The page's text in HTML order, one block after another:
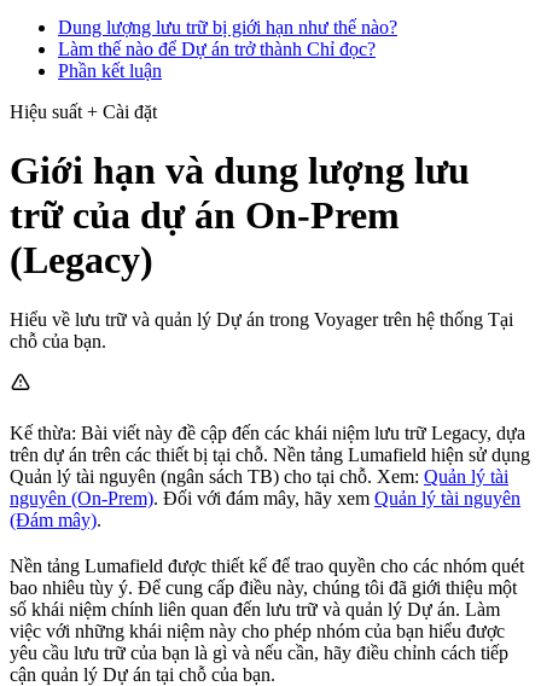
Dung lượng lưu trữ bị giới hạn như thế nào?
Làm thế nào để Dự án trở thành Chỉ đọc?
Phần kết luận
Hiệu suất + Cài đặt
Giới hạn và dung lượng lưu
trữ của dự án On-Prem
(Legacy)
Hiểu về lưu trữ và quản lý Dự án trong Voyager trên hệ thống Tại
chỗ của bạn.
Kế thừa: Bài viết này đề cập đến các khái niệm lưu trữ Legacy, dựa
trên dự án trên các thiết bị tại chỗ. Nền tảng Lumafield hiện sử dụng
Quản lý tài nguyên (ngân sách TB) cho tại chỗ. Xem: Quản lý tài
nguyên (On‑Prem). Đối với đám mây, hãy xem Quản lý tài nguyên
(Đám mây).
Nền tảng Lumafield được thiết kế để trao quyền cho các nhóm quét
bao nhiêu tùy ý. Để cung cấp điều này, chúng tôi đã giới thiệu một
số khái niệm chính liên quan đến lưu trữ và quản lý Dự án. Làm
việc với những khái niệm này cho phép nhóm của bạn hiểu được
yêu cầu lưu trữ của bạn là gì và nếu cần, hãy điều chỉnh cách tiếp
cận quản lý Dự án tại chỗ của bạn.